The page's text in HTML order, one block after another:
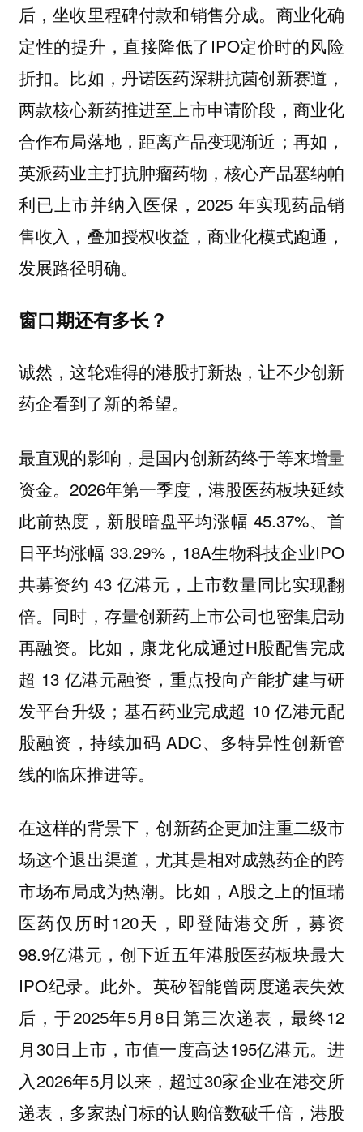
后，坐收里程碑付款和销售分成。商业化确
定性的提升，直接降低了IPO定价时的风险
折扣。比如，丹诺医药深耕抗菌创新赛道，
两款核心新药推进至上市申请阶段，商业化
合作布局落地，距离产品变现渐近；再如，
英派药业主打抗肿瘤药物，核心产品塞纳帕
利已上市并纳入医保，2025 年实现药品销
售收入，叠加授权收益，商业化模式跑通，
发展路径明确。
窗口期还有多长？
诚然，这轮难得的港股打新热，让不少创新
药企看到了新的希望。
最直观的影响，是国内创新药终于等来增量
资金。2026年第一季度，港股医药板块延续
此前热度，新股暗盘平均涨幅 45.37%、首
日平均涨幅 33.29%，18A生物科技企业IPO
共募资约 43 亿港元，上市数量同比实现翻
倍。同时，存量创新药上市公司也密集启动
再融资。比如，康龙化成通过H股配售完成
超 13 亿港元融资，重点投向产能扩建与研
发平台升级；基石药业完成超 10 亿港元配
股融资，持续加码 ADC、多特异性创新管
线的临床推进等。
在这样的背景下，创新药企更加注重二级市
场这个退出渠道，尤其是相对成熟药企的跨
市场布局成为热潮。 比如，A股之上的恒瑞
医药仅历时120天，即登陆港交所，募资
98.9亿港元，创下近五年港股医药板块最大
IPO纪录。此外。英矽智能曾两度递表失效
后，于2025年5月8日第三次递表，最终12
月30日上市，市值一度高达195亿港元。进
入2026年5月以来，超过30家企业在港交所
递表，多家热门标的认购倍数破千倍，港股